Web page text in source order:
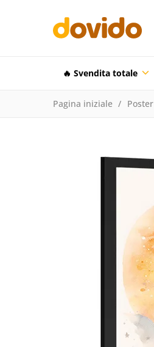
🔥 Svendita totale
Pagina iniziale Poster